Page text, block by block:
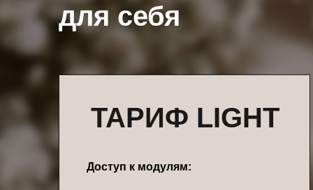
для себя
ТАРИФ LIGHT
Доступ к модулям:
ОСТАЛИСЬ
ВОПРОСЫ?
info@proshitye-school.ru
+7 911 096 2369
вы хотите что-то уточнить, напишите
нам в мессенджерах или на почту